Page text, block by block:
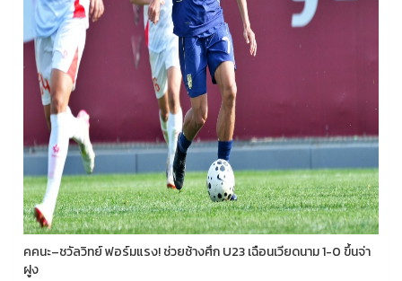
คคนะ–ชวัลวิทย์ ฟอร์มแรง! ช่วยช้างศึก U23 เฉือนเวียดนาม 1-0 ขึ้นจ่า
ฝูง